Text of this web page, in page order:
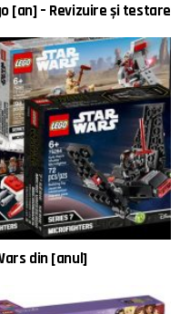
[an] – Revizuire și testare
din [anul]